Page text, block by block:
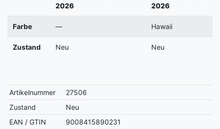
2026
2026
Farbe — Hawaii
Zustand Neu Neu
Artikelnummer
27506
Zustand
Neu
EAN / GTIN
9008415890231